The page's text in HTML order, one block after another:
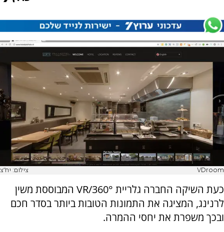
VDroom צילום: יח"צ
כעת השיקה החברה גלריית 360°/ VR המבוססת משין
לרנינג, המציגה את התמונות הטובות ביותר בסדר חכם
ובכך משפרת את יחסי ההמרה.